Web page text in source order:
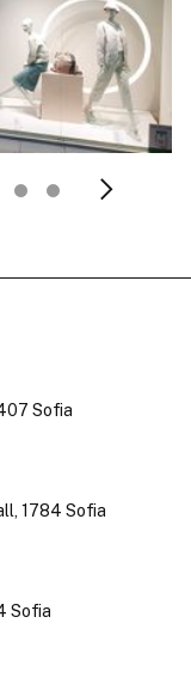
Sofia
1784 Sofia
Sofia